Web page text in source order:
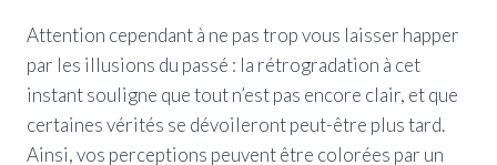
Attention cependant à ne pas trop vous laisser happer
par les illusions du passé : la rétrogradation à cet
instant souligne que tout n’est pas encore clair, et que
certaines vérités se dévoileront peut-être plus tard.
Ainsi, vos perceptions peuvent être colorées par un